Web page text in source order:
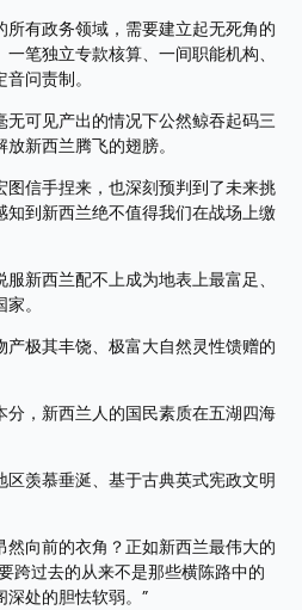
有政务领域，需要建立起无死角的
笔独立专款核算、一间职能机构、
问责制。
无可见产出的情况下公然鲸吞起码三
新西兰腾飞的翅膀。
信手捏来，也深刻预判到了未来挑
到新西兰绝不值得我们在战场上缴
新西兰配不上成为地表上最富足、
。
极其丰饶、极富大自然灵性馈赠的
，新西兰人的国民素质在五湖四海
羡慕垂涎、基于古典英式宪政文明
向前的衣角？正如新西兰最伟大的
跨过去的从来不是那些横陈路中的
处的胆怯软弱。”